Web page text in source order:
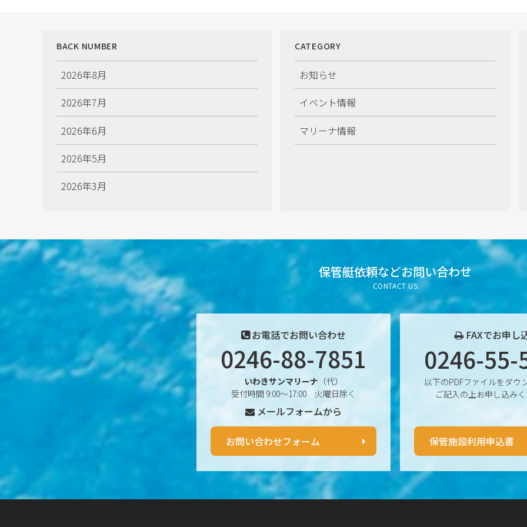
シ
ン
BACK NUMBER
2026年8月
2026年7月
2026年6月
2026年5月
2026年3月
2026年1月
2025年12月
2025年11月
2025年9月
2025年8月
CATEGORY
お知らせ
イベント情報
マリーナ情報
保管艇依頼などお問い合わせ
CONTACT US
お電話でお問い合わせ
0246-88-7851
いわきサンマリーナ （代）
受付時間 9:00〜17:00 火曜日除く
メールフォームから
お問い合わせフォーム
FAXでお申し
0246-55-
以下のPDFファイルをダウ
ご記入の上お申し込み
保管施設利用申込書